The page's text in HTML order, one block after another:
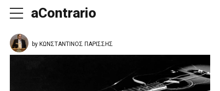
aContrario
by ΚΩΝΣΤΑΝΤΙΝΟΣ ΠΑΡΙΣΣΗΣ